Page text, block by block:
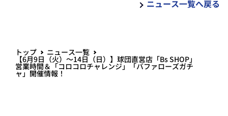
ニュース一覧へ戻る
トップ ニュース一覧
【6月9日（火）～14日（日）】球団直営店「Bs SHOP」
営業時間＆「コロコロチャレンジ」「バファローズガチ
ャ」開催情報！